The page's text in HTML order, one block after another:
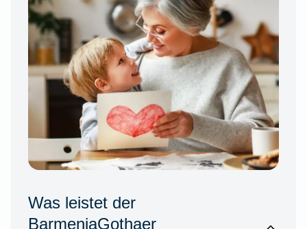
Was leistet der
BarmeniaGothaer